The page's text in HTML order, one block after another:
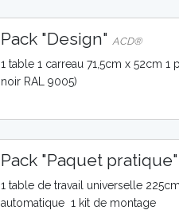
Pack "Design" ACD®
1 table 1 carreau 71,5cm x 52cm
noir RAL 9005)
Pack "Paquet
1 table de travail universelle
automatique 1 kit de montage